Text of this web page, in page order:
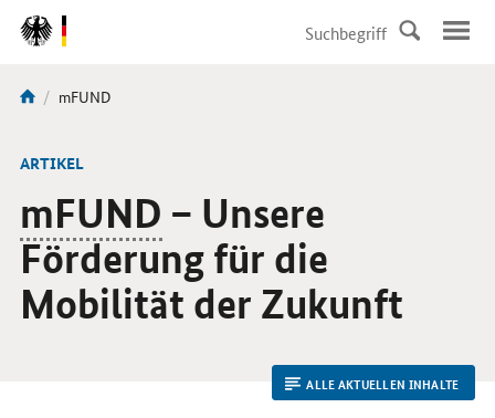
DirektZu:
Navigation
Sie
hier:
Aktuelle
mFUND
ARTIKEL
mFUND – Unsere
Förderung für die
Mobilität der Zukunft
ALLE AKTUELLEN INHALTE